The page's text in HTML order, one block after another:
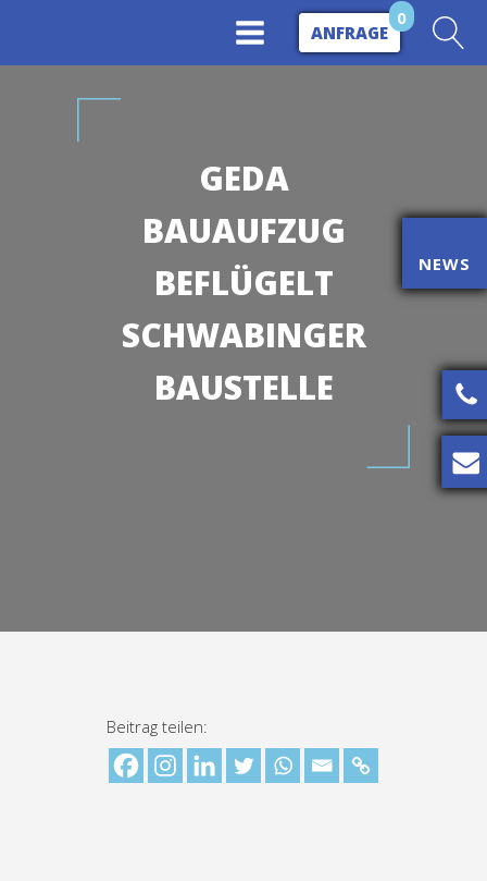
ANFRAGE
0
GEDA
BAUAUFZUG
BEFLÜGELT
SCHWABINGER
BAUSTELLE
Beitrag teilen:
NEWS